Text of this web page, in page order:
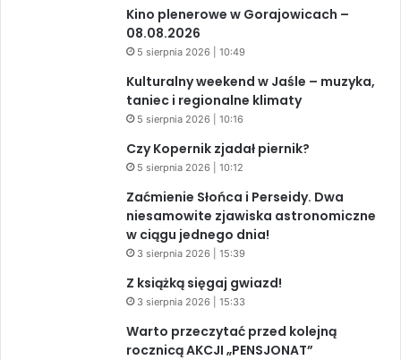
Kino plenerowe w Gorajowicach –
08.08.2026
5 sierpnia 2026 | 10:49
Kulturalny weekend w Jaśle – muzyka,
taniec i regionalne klimaty
5 sierpnia 2026 | 10:16
Czy Kopernik zjadał piernik?
5 sierpnia 2026 | 10:12
Zaćmienie Słońca i Perseidy. Dwa
niesamowite zjawiska astronomiczne
w ciągu jednego dnia!
3 sierpnia 2026 | 15:39
Z książką sięgaj gwiazd!
3 sierpnia 2026 | 15:33
Warto przeczytać przed kolejną
rocznicą AKCJI „PENSJONAT”